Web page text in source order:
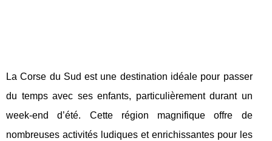
La Corse du Sud est une destination idéale pour passer
du temps avec ses enfants, particulièrement durant un
week-end d’été. Cette région magnifique offre de
nombreuses activités ludiques et enrichissantes pour les